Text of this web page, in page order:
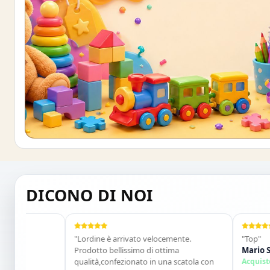
ISCRIVITI E OTTIENI SUBITO UNO
DICONO DI NOI
"Lordine è arrivato velocemente.
Prodotto bellissimo di ottima
qualità,confezionato in una scatola con
Mario Sonza
Acquisto